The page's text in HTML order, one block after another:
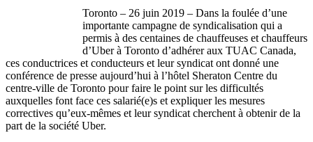
Toronto – 26 juin 2019 – Dans la foulée d’une
importante campagne de syndicalisation qui a
permis à des centaines de chauffeuses et chauffeurs
d’Uber à Toronto d’adhérer aux TUAC Canada,
ces conductrices et conducteurs et leur syndicat ont donné une
conférence de presse aujourd’hui à l’hôtel Sheraton Centre du
centre-ville de Toronto pour faire le point sur les difficultés
auxquelles font face ces salarié(e)s et expliquer les mesures
correctives qu’eux-mêmes et leur syndicat cherchent à obtenir de la
part de la société Uber.